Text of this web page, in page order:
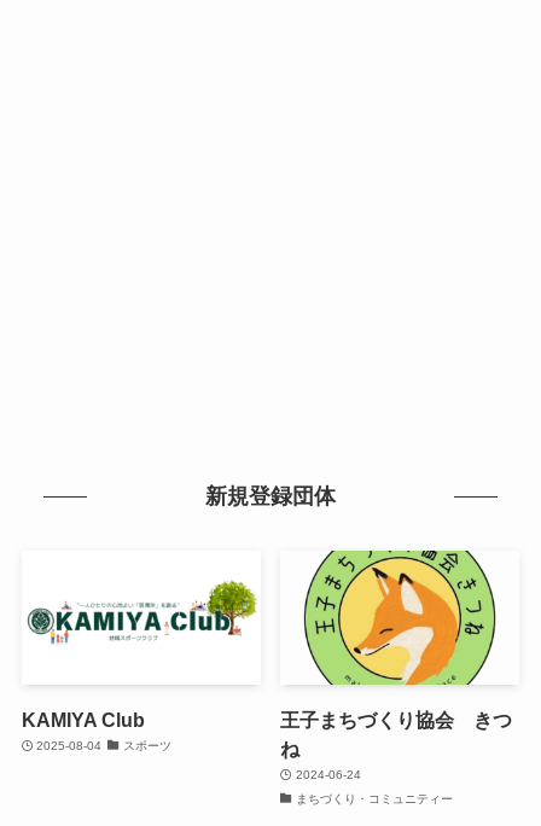
新規登録団体
KAMIYA Club
2025-08-04 スポーツ
王子まちづくり協会 きつ
ね
2024-06-24
まちづくり・コミュニティー